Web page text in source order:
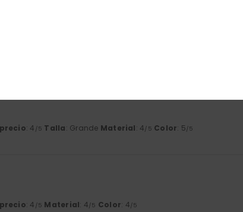
: 4 /5 Talla: Grande Material: 4/5 Color: 5/5
: 4 /5 Material: 4/5 Color: 4/5